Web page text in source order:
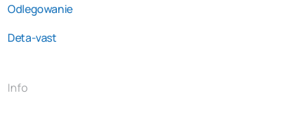
Odlegowanie
Deta-vast
Info